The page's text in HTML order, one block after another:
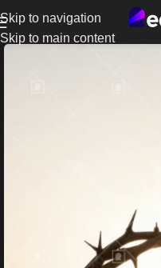
Skip to navigation
Skip to main content